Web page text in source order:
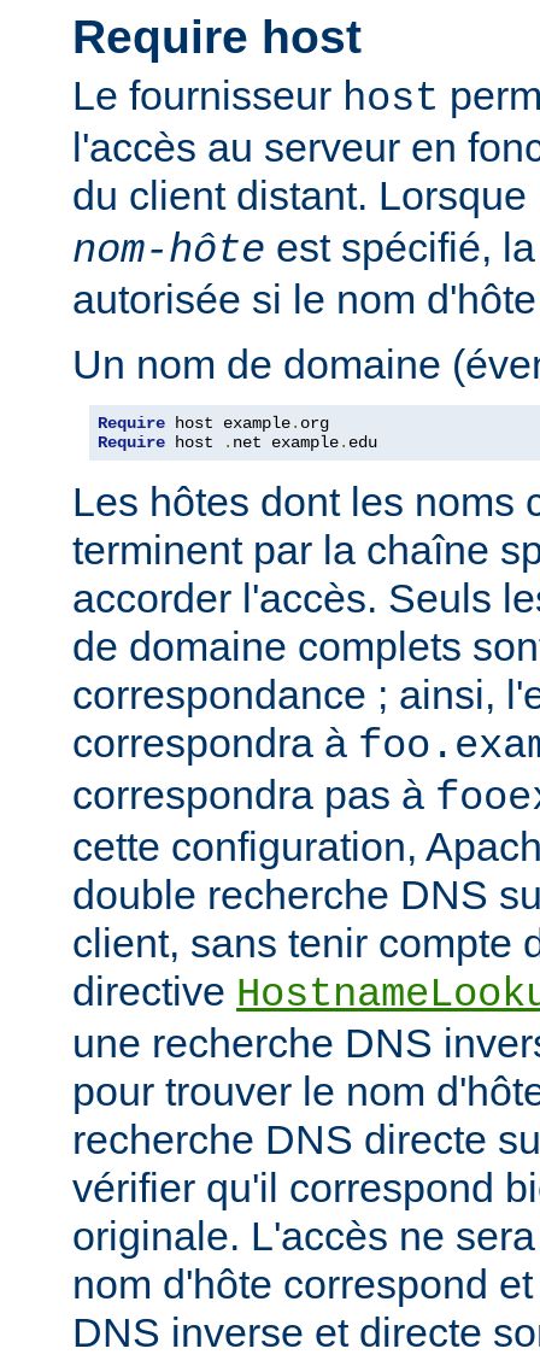
Require host
Le fournisseur host
l'accès au serveur en
du client distant. Lorsque
nom-hôte est spécifié,
autorisée si le nom
Un nom de domaine
Require host example.
Require host . net example. edu
Les hôtes dont les noms
terminent par la chaîne
accorder l'accès. Seuls
de domaine complets
correspondance ; ainsi,
correspondra à
correspondra pas à
cette configuration,
double recherche DNS
client, sans tenir compte
directive
une recherche DNS
pour trouver le nom
recherche DNS directe
vérifier qu'il correspond
originale. L'accès ne
nom d'hôte correspond
DNS inverse et directe